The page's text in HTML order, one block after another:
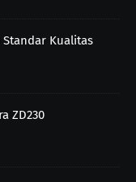
Standar Kualitas
ZD230